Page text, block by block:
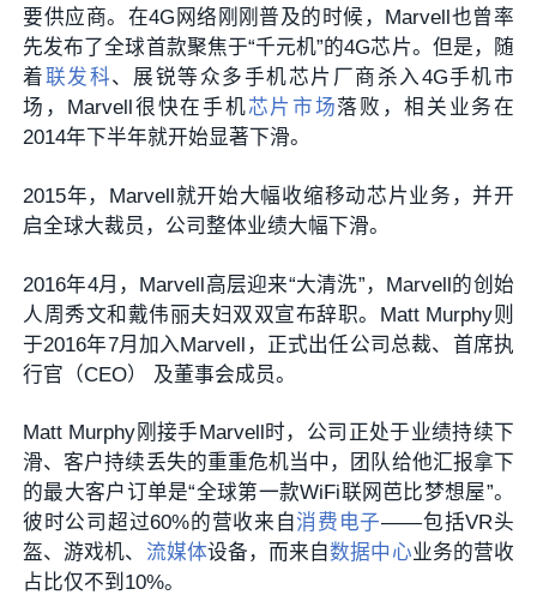
要供应商。在4G网络刚刚普及的时候，Marvell也曾率
先发布了全球首款聚焦于“千元机”的4G芯片。但是，随
着联发科、展锐等众多手机芯片厂商杀入4G手机市
场，Marvell很快在手机芯片市场落败，相关业务在
2014年下半年就开始显著下滑。
2015年，Marvell就开始大幅收缩移动芯片业务，并开
启全球大裁员，公司整体业绩大幅下滑。
2016年4月，Marvell高层迎来“大清洗”，Marvell的创始
人周秀文和戴伟丽夫妇双双宣布辞职。Matt Murphy则
于2016年7月加入Marvell，正式出任公司总裁、首席执
行官（CEO） 及董事会成员。
Matt Murphy 刚接手Marvell时，公司正处于业绩持续下
滑、客户持续丢失的重重危机当中，团队给他汇报拿下
的最大客户订单是“全球第一款WiFi联网芭比梦想屋”。
彼时公司超过60%的营收来自消费电子——包括VR头
盔、游戏机、 流媒体设备，而来自数据中心业务的营收
占比仅不到10%。